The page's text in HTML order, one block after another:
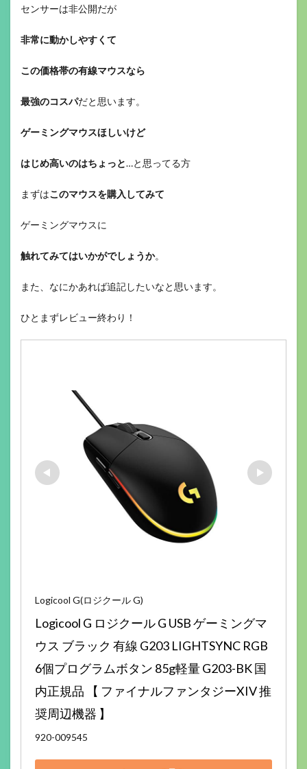
センサーは非公開だが
非常に動かしやすくて
この価格帯の有線マウスなら
最強のコスパだと思います。
ゲーミングマウスほしいけど
はじめ高いのはちょっと…と思ってる方
まずはこのマウスを購入してみて
ゲーミングマウスに
触れてみてはいかがでしょうか。
また、なにかあれば追記したいなと思います。
ひとまずレビュー終わり！
Logicool G(ロジクール G)
Logicool G ロジクール G USB ゲーミングマ
ウス ブラック 有線 G203 LIGHTSYNC RGB
6個プログラムボタン 85g軽量 G203-BK 国
内正規品 【 ファイナルファンタジーXIV 推
奨周辺機器 】
920-009545